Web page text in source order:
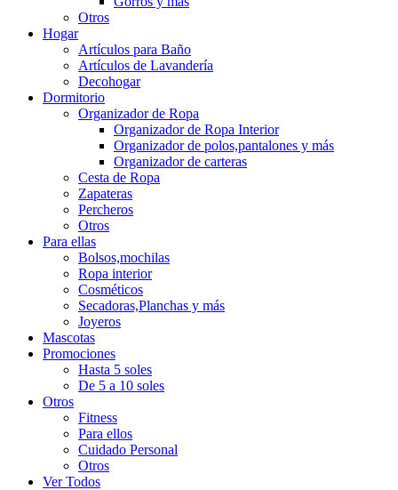
Otros
Hogar
Artículos para Baño
Artículos de Lavandería
Decohogar
Dormitorio
Organizador de Ropa
Organizador de Ropa Interior
Organizador de polos,pantalones y más
Organizador de carteras
Cesta de Ropa
Zapateras
Percheros
Otros
Para ellas
Bolsos,mochilas
Ropa interior
Cosméticos
Secadoras,Planchas y más
Joyeros
Mascotas
Promociones
Hasta 5 soles
De 5 a 10 soles
Otros
Fitness
Para ellos
Cuidado Personal
Otros
Ver Todos